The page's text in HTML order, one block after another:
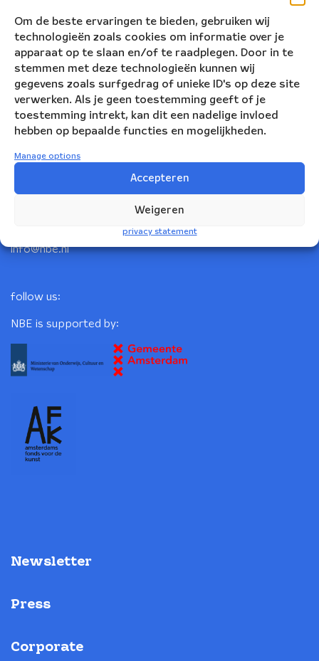
Om de beste ervaringen te bieden, gebruiken wij
technologieën zoals cookies om informatie over je
apparaat op te slaan en/of te raadplegen. Door in te
stemmen met deze technologieën kunnen wij
gegevens zoals surfgedrag of unieke ID's op deze site
verwerken. Als je geen toestemming geeft of je
toestemming intrekt, kan dit een nadelige invloed
hebben op bepaalde functies en mogelijkheden.
Manage options
Accepteren
Weigeren
privacy statement
Nederlandse Blazers Ensemble
Korte Leidsedwarsstraat 12
info@nbe.nl
follow us:
NBE is supported by:
Newsletter
Press
Corporate